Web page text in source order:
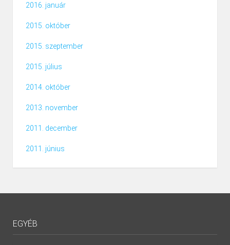
2016. január
2015. október
2015. szeptember
2015. július
2014. október
2013. november
2011. december
2011. június
EGYÉB